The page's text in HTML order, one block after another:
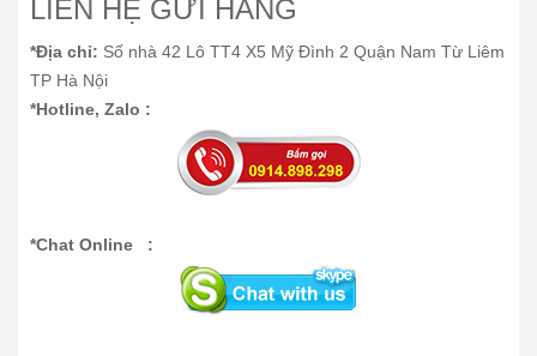
LIÊN HỆ GỬI HÀNG
*Địa chỉ: Số nhà 42 Lô TT4 X5 Mỹ Đình 2 Quận Nam Từ Liêm
TP Hà Nội
*Hotline, Zalo :
*Chat Online :